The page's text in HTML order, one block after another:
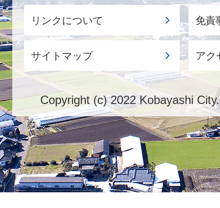
リンクについて 免責
サイトマップ アク
Copyright (c) 2022 Kobayashi